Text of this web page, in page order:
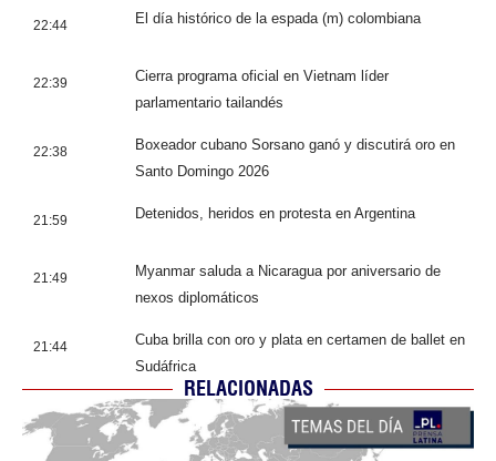
22:44 El día histórico de la espada (m) colombiana
22:39
Cierra programa oficial en Vietnam líder
parlamentario tailandés
22:38
Boxeador cubano Sorsano ganó y discutirá oro en
Santo Domingo 2026
21:59 Detenidos, heridos en protesta en Argentina
21:49
Myanmar saluda a Nicaragua por aniversario de
nexos diplomáticos
21:44
Cuba brilla con oro y plata en certamen de ballet en
Sudáfrica
RELACIONADAS